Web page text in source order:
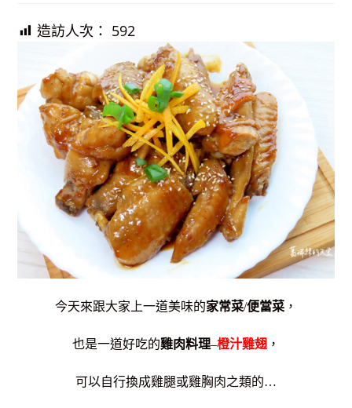
造訪人次： 592
今天來跟大家上一道美味的家常菜/便當菜 ，
也是一道好吃的雞肉料理–橙汁雞翅 ，
可以自行換成雞腿或雞胸肉之類的…